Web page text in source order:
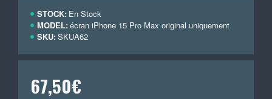
STOCK: En Stock
MODEL:écran iPhone 15 Pro Max original uniquement
SKU:SKUA62
67,50€